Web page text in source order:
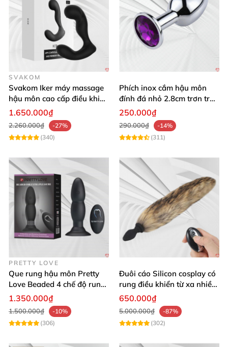
SVAKOM
Svakom Iker máy massage
hậu môn cao cấp điều khiển
app
1.650.000₫
2.260.000₫
-27%
(340)
Phích inox cắm hậu môn
đính đá nhỏ 2.8cm trơn tru
dễ sử dụng kích thích
250.000₫
290.000₫
-14%
(311)
PRETTY LOVE
Que rung hậu môn Pretty
Love Beaded 4 chế độ rung
điều khiển từ xa
1.350.000₫
1.500.000₫
-10%
(306)
Đuôi cáo Silicon cosplay có
rung điều khiển từ xa nhiều
màu sắc
650.000₫
5.000.000₫
-87%
(302)